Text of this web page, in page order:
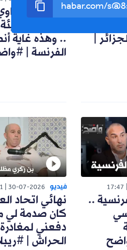
مسعود عمراوي: كتب
مدرسية مسيئة للشهداء
.. وهذه غاية أنصار
الفرنسة | #واضح
30-07-2026
16:51
نهائي اتحاد العاصمة
كان صدمة لي مما
دفعني لمغادرة اتحاد
الحراش | #ريبلاي